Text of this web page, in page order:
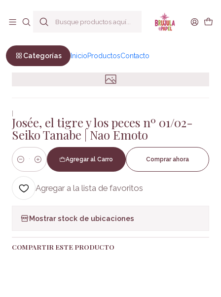
Categorías InicioProductosContacto
|
Josée, el tigre y los peces nº 01/02-
Seiko Tanabe | Nao Emoto
Cantidad
Agregar al Carro Comprar ahora
Agregar a la lista de favoritos
Mostrar stock de ubicaciones
COMPARTIR ESTE PRODUCTO